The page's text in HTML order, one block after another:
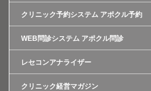
クリニック予約システム アポクル予約
WEB問診システム アポクル問診
レセコンアナライザー
クリニック経営マガジン